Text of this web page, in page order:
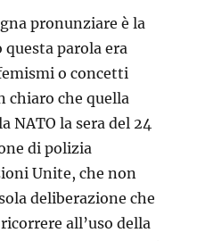
pronunziare è la
questa parola era
o concetti
chiaro che quella
NATO la sera del 24
di polizia
Unite, che non
deliberazione che
all’uso della